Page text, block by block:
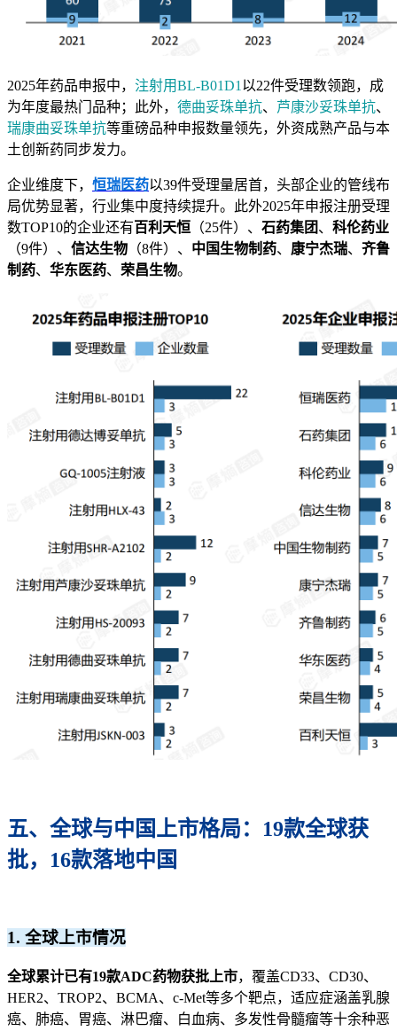
2025年药品申报中， 注射用BL-B01D1 以22件受理数领跑，成
为年度最热门品种；此外， 德曲妥珠单抗、 芦康沙妥珠单抗、
瑞康曲妥珠单抗等重磅品种申报数量领先，外资成熟产品与本
土创新药同步发力。
企业维度下， 恒瑞医药以39件受理量居首，头部企业的管线布
局优势显著，行业集中度持续提升。此外2025年申报注册受理
数TOP10的企业还有百利天恒 （25件）、 石药集团、 科伦药业
（9件）、 信达生物 （8件）、 中国生物制药、 康宁杰瑞、 齐鲁
制药、 华东医药、 荣昌生物。
五、全球与中国上市格局：19款全球获
批，16款落地中国
1. 全球上市情况
全球累计已有19款ADC药物获批上市，覆盖CD33、CD30、
HER2、TROP2、BCMA、c-Met等多个靶点，适应症涵盖乳腺
癌、肺癌、胃癌、淋巴瘤、白血病、多发性骨髓瘤等十余种恶